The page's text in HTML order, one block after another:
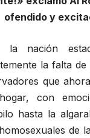
ofendido y
la nación
la falta de
que
con
hasta la
de